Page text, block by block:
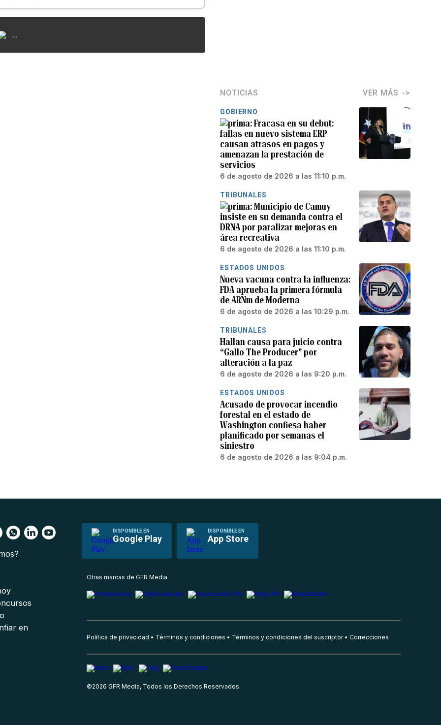
...
NOTICIAS VER MÁS
GOBIERNO
Fracasa en su debut:
fallas en nuevo sistema ERP
causan atrasos en pagos y
amenazan la prestación de
servicios
6 de agosto de 2026 a las 11:10 p.m.
TRIBUNALES
Municipio de Camuy
insiste en su demanda contra el
DRNA por paralizar mejoras en
área recreativa
6 de agosto de 2026 a las 11:10 p.m.
ESTADOS UNIDOS
Nueva vacuna contra la influenza:
FDA aprueba la primera fórmula
de ARNm de Moderna
6 de agosto de 2026 a las 10:29 p.m.
TRIBUNALES
Hallan causa para juicio contra
“Gallo The Producer” por
alteración a la paz
6 de agosto de 2026 a las 9:20 p.m.
ESTADOS UNIDOS
Acusado de provocar incendio
forestal en el estado de
Washington confiesa haber
planificado por semanas el
siniestro
6 de agosto de 2026 a las 9:04 p.m.
DISPONIBLE EN
Google Play
DISPONIBLE EN
App Store
en
Otras marcas de GFR Media
Política de privacidad Términos y condiciones Términos y condiciones del suscriptor Correcciones
©2026 GFR Media, Todos los Derechos Reservados.